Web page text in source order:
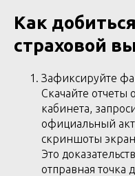
Как
страховой
Зафиксируйте
Скачайте отчеты
кабинета,
официальный акт
скриншоты
Это
отправная точка